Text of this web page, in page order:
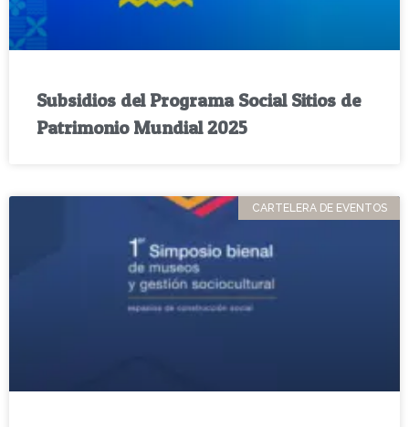
Subsidios del Programa Social Sitios de
Patrimonio Mundial 2025
CARTELERA DE EVENTOS